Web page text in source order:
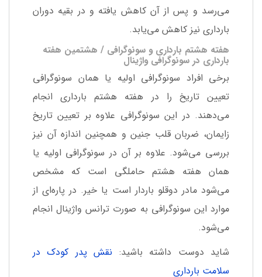
می‌رسد و پس از آن کاهش ‌یافته و در بقیه دوران
بارداری نیز کاهش می‌یابد.
هفته هشتم بارداری و سونوگرافی / هشتمین هفته
بارداری در سونوگرافی واژینال
برخی افراد سونوگرافی اولیه یا همان سونوگرافی
تعیین تاریخ را در هفته هشتم بارداری انجام
می‌دهند. در این سونوگرافی علاوه بر تعیین تاریخ
زایمان، ضربان قلب جنین و همچنین اندازه آن نیز
بررسی می‌شود. علاوه بر آن در سونوگرافی اولیه یا
همان هفته هشتم حاملگی است که مشخص
می‌شود مادر دوقلو باردار است یا خیر. در پاره‌ای از
موارد این سونوگرافی به صورت ترانس واژینال انجام
می‌شود.
شاید دوست داشته باشید: نقش پدر کودک در
سلامت بارداری